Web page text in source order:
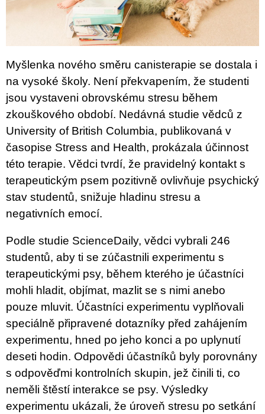
Myšlenka nového směru canisterapie se dostala i
na vysoké školy. Není překvapením, že studenti
jsou vystaveni obrovskému stresu během
zkouškového období. Nedávná studie vědců z
University of British Columbia, publikovaná v
časopise Stress and Health, prokázala účinnost
této terapie. Vědci tvrdí, že pravidelný kontakt s
terapeutickým psem pozitivně ovlivňuje psychický
stav studentů, snižuje hladinu stresu a
negativních emocí.
Podle studie ScienceDaily, vědci vybrali 246
studentů, aby ti se zúčastnili experimentu s
terapeutickými psy, během kterého je účastníci
mohli hladit, objímat, mazlit se s nimi anebo
pouze mluvit. Účastníci experimentu vyplňovali
speciálně připravené dotazníky před zahájením
experimentu, hned po jeho konci a po uplynutí
deseti hodin. Odpovědi účastníků byly porovnány
s odpověďmi kontrolních skupin, jež činili ti, co
neměli štěstí interakce se psy. Výsledky
experimentu ukázali, že úroveň stresu po setkání
D
O
R
U
Č
J
E
M
E
PODLOŽKA
MYŠ
S
VLASTNÍM
POTISKEM
POP-
395
Kč